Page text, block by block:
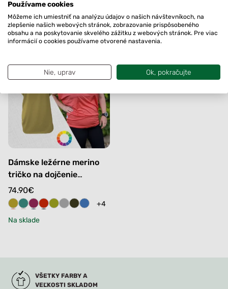
Lipovec
price
was:
97.80€.
price
is:
77.80€.
Na sklade
Na sklade
Dámske ležérne merino
tričko na dojčenie
Kamenica
74.90€
+4
Na sklade
VŠETKY FARBY A
VEĽKOSTI SKLADOM
Používame cookies
Môžeme ich umiestniť na analýzu údajov o našich návštevníkoch, na
zlepšenie našich webových stránok, zobrazovanie prispôsobeného
obsahu a na poskytovanie skvelého zážitku z webových stránok. Pre viac
informácií o cookies používame otvorené nastavenia.
Nie, uprav Ok, pokračujte